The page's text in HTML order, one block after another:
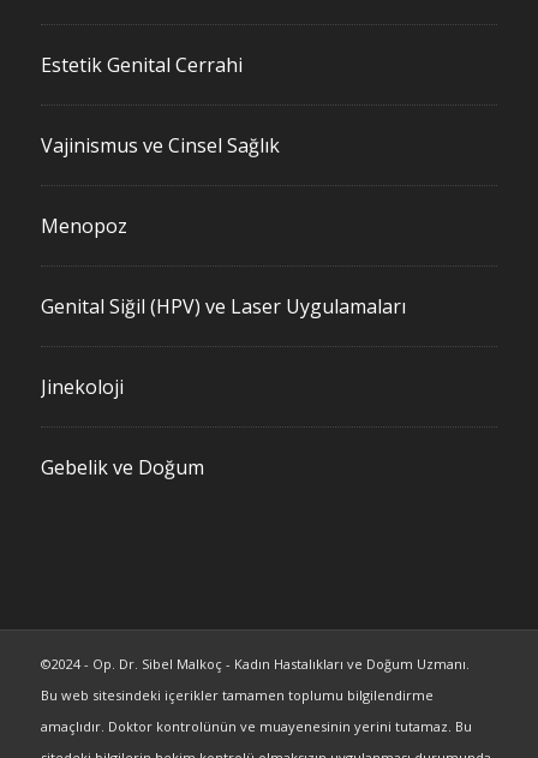
Estetik Genital Cerrahi
Vajinismus ve Cinsel Sağlık
Menopoz
Genital Siğil (HPV) ve Laser Uygulamaları
Jinekoloji
Gebelik ve Doğum
©2024 - Op. Dr. Sibel Malkoç - Kadın Hastalıkları ve Doğum Uzmanı.
Bu web sitesindeki içerikler tamamen toplumu bilgilendirme
amaçlıdır. Doktor kontrolünün ve muayenesinin yerini tutamaz. Bu